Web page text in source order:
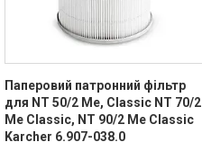
Паперовий патронний фільтр
для NT 50/2 Me, Classic NT 70/2
Me Classic, NT 90/2 Me Classic
Karcher 6.907-038.0